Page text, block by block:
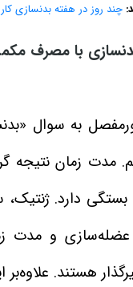
چند روز در هفته بدنسازی
با مصرف
به سوال
مدت زمان نتیجه
بستگی دارد.
عضله‌سازی و مدت
هستند.